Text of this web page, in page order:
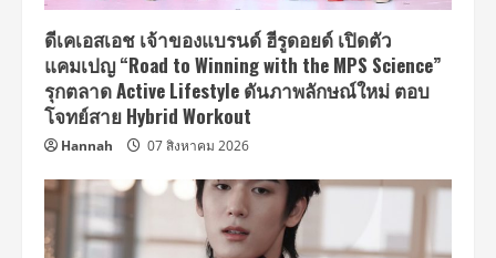
ดีเคเอสเอช เจ้าของแบรนด์ ฮีรูดอยด์ เปิดตัว
แคมเปญ “Road to Winning with the MPS Science”
รุกตลาด Active Lifestyle ดันภาพลักษณ์ใหม่ ตอบ
โจทย์สาย Hybrid Workout
Hannah 07 สิงหาคม 2026